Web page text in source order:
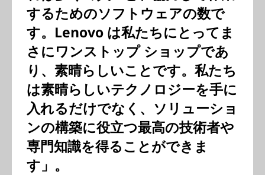
するためのソフトウェアの数で
す。Lenovo は私たちにとってま
さにワンストップ ショップであ
り、素晴らしいことです。私たち
は素晴らしいテクノロジーを手に
入れるだけでなく、ソリューショ
ンの構築に役立つ最高の技術者や
専門知識を得ることができま
す」。